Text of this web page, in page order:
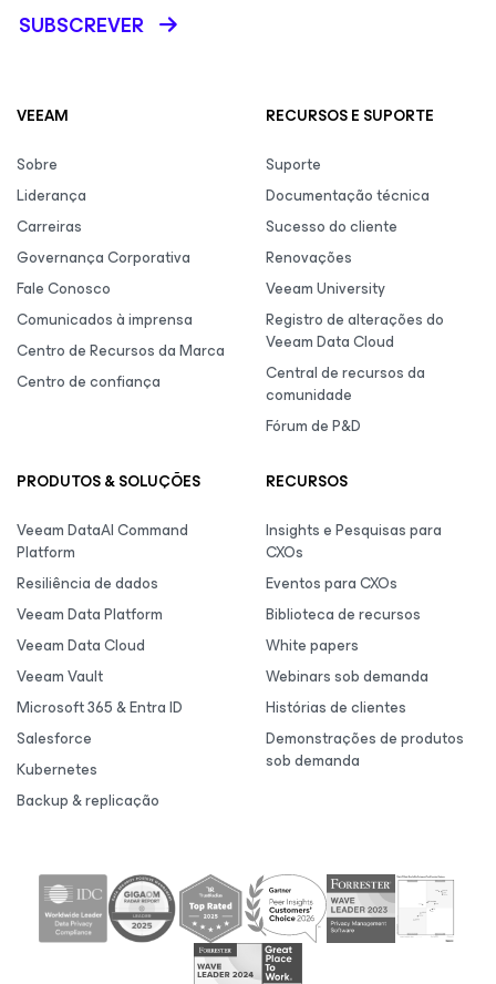
SUBSCREVER
VEEAM
Sobre
Liderança
Carreiras
Governança Corporativa
Fale Conosco
Comunicados à imprensa
Centro de Recursos da Marca
Centro de confiança
RECURSOS E SUPORTE
Suporte
Documentação técnica
Sucesso do cliente
Renovações
Veeam University
Registro de alterações do
Veeam Data Cloud
Central de recursos da
comunidade
Fórum de P&D
PRODUTOS & SOLUÇÕES
Veeam DataAI Command
Platform
Resiliência de dados
Veeam Data Platform
Veeam Data Cloud
Veeam Vault
Microsoft 365 & Entra ID
Salesforce
Kubernetes
Backup & replicação
RECURSOS
Insights e Pesquisas para
CXOs
Eventos para CXOs
Biblioteca de recursos
White papers
Webinars sob demanda
Histórias de clientes
Demonstrações de produtos
sob demanda